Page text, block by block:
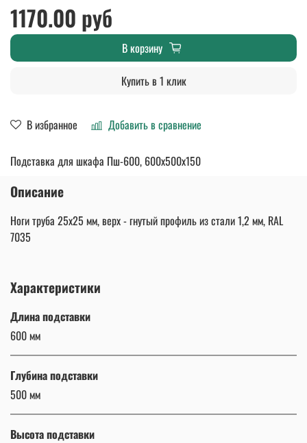
В избранное Добавить в сравнение
1170.00 руб
В корзину
Купить в 1 клик
Подставка для шкафа Пш-600, 600х500х150
Описание
Ноги труба 25х25 мм, верх - гнутый профиль из стали 1,2 мм, RAL
7035
Характеристики
Длина подставки
600 мм
Глубина подставки
500 мм
Высота подставки